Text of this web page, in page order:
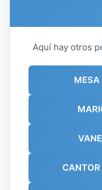
Aquí hay otros
MESA
CANTOR